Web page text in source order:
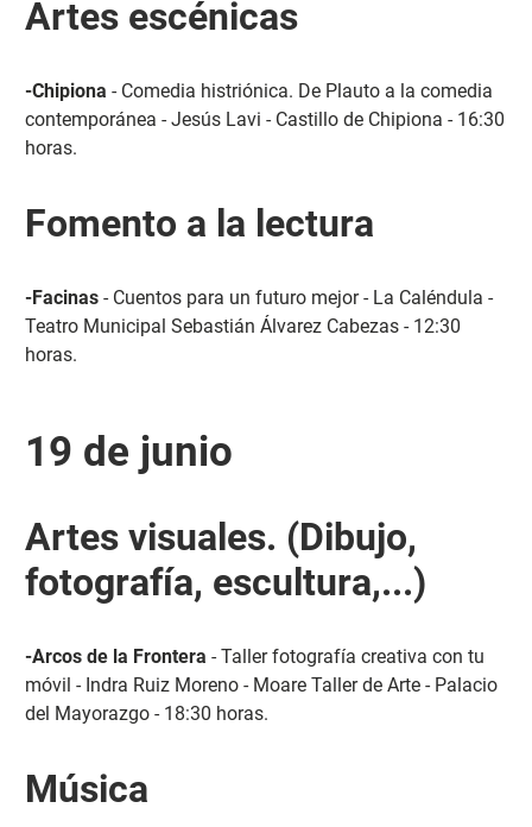
Artes escénicas
-Chipiona - Comedia histriónica. De Plauto a la comedia
contemporánea - Jesús Lavi - Castillo de Chipiona - 16:30
horas.
Fomento a la lectura
-Facinas- Cuentos para un futuro mejor - La Caléndula -
Teatro Municipal Sebastián Álvarez Cabezas - 12:30
horas.
19 de junio
Artes visuales. (Dibujo,
fotografía, escultura,...)
-Arcos de la Frontera - Taller fotografía creativa con tu
móvil - Indra Ruiz Moreno - Moare Taller de Arte - Palacio
del Mayorazgo - 18:30 horas.
Música